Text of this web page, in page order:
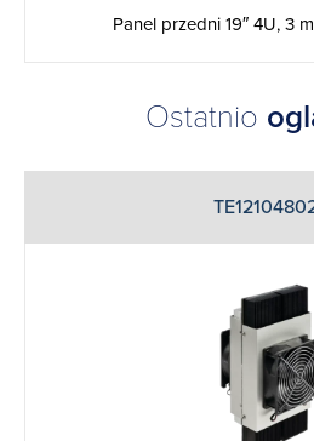
Panel przedni 19″ 4U, 3
Ostatnio